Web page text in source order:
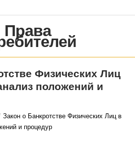
Физических Лиц
положений и
Закон о Банкротстве Физических Лиц в
и процедур